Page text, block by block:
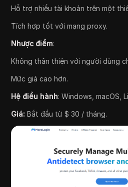
Hỗ trợ nhiều tài khoản trên một
Tích hợp tốt với mạng proxy.
Nhược điểm:
Không thân thiện với người dùng
Mức giá cao hơn.
Hệ điều hành: Windows, macOS,
Giá: Bắt đầu từ $ 30 / tháng.